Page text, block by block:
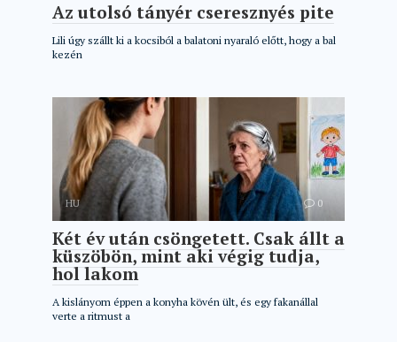
Az utolsó tányér cseresznyés pite
Lili úgy szállt ki a kocsiból a balatoni nyaraló előtt, hogy a bal
kezén
HU 0
Két év után csöngetett. Csak állt a
küszöbön, mint aki végig tudja,
hol lakom
A kislányom éppen a konyha kövén ült, és egy fakanállal
verte a ritmust a